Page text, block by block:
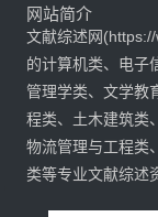
网站简介
文献综述网
的计算机类、电子
管理学类、文学教
程类、土木建筑类
物流管理与工程类
类等专业文献综述